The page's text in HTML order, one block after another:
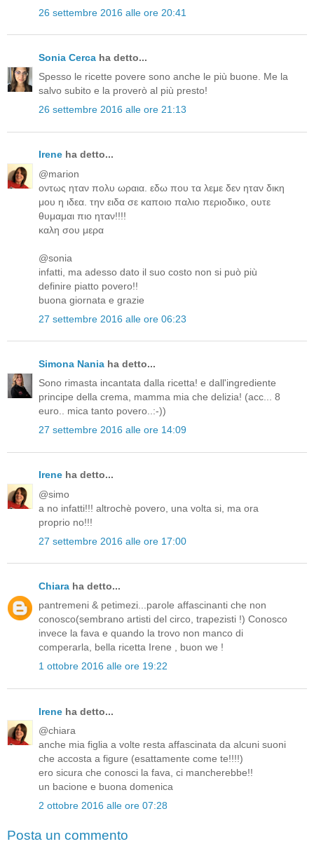
26 settembre 2016 alle ore 20:41
Sonia Cerca ha detto...
Spesso le ricette povere sono anche le più buone. Me la
salvo subito e la proverò al più presto!
26 settembre 2016 alle ore 21:13
Irene ha detto...
@marion
οντως ηταν πολυ ωραια. εδω που τα λεμε δεν ηταν δικη
μου η ιδεα. την ειδα σε καποιο παλιο περιοδικο, ουτε
θυμαμαι πιο ηταν!!!!
καλη σου μερα
@sonia
infatti, ma adesso dato il suo costo non si può più
definire piatto povero!!
buona giornata e grazie
27 settembre 2016 alle ore 06:23
Simona Nania ha detto...
Sono rimasta incantata dalla ricetta! e dall'ingrediente
principe della crema, mamma mia che delizia! (acc... 8
euro.. mica tanto povero..:-))
27 settembre 2016 alle ore 14:09
Irene ha detto...
@simo
a no infatti!!! altrochè povero, una volta si, ma ora
proprio no!!!
27 settembre 2016 alle ore 17:00
Chiara ha detto...
pantremeni & petimezi...parole affascinanti che non
conosco(sembrano artisti del circo, trapezisti !) Conosco
invece la fava e quando la trovo non manco di
comperarla, bella ricetta Irene , buon we !
1 ottobre 2016 alle ore 19:22
Irene ha detto...
@chiara
anche mia figlia a volte resta affascinata da alcuni suoni
che accosta a figure (esattamente come te!!!!)
ero sicura che conosci la fava, ci mancherebbe!!
un bacione e buona domenica
2 ottobre 2016 alle ore 07:28
Posta un commento